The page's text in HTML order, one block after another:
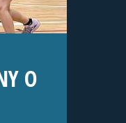
O